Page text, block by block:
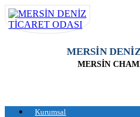
MERSİN
MERSİN
Kurumsal